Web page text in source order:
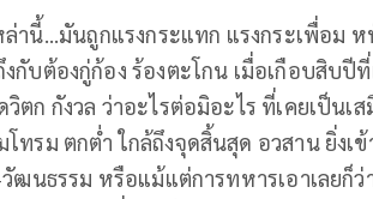
านี้...มันถูกแรงกระแทก แรงกระเพื่อม
กับต้องกู่ก้อง ร้องตะโกน เมื่อเกือบสิบปี
ตก กังวล ว่าอะไรต่อมิอะไร ที่เคยเป็น
โทรม ตกต่ำ ใกล้ถึงจุดสิ้นสุด อวสาน ยิ่งเ
ฒนธรรม หรือแม้แต่การทหารเอาเลยก็ว่